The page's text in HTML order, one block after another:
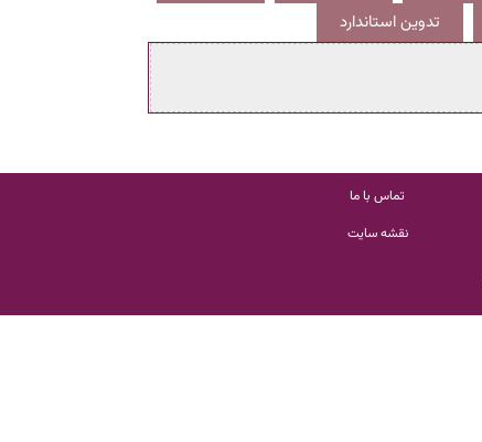
تدوین استاندارد
تماس با ما
نقشه سایت